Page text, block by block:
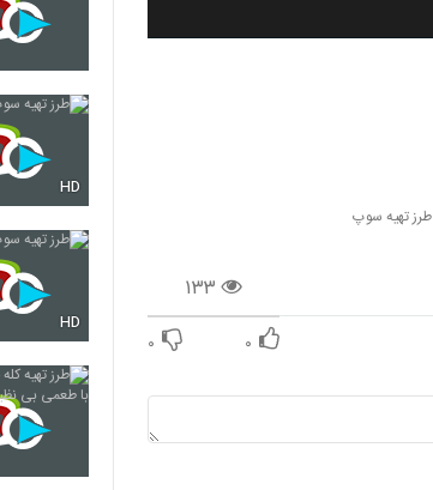
طرز تهیه سوپ
۱۳۳
۰ ۰
HD
HD